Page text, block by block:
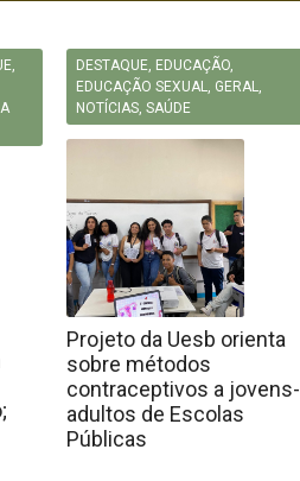
,
DESTAQUE, EDUCAÇÃO,
EDUCAÇÃO SEXUAL, GERAL,
NOTÍCIAS, SAÚDE
Projeto da Uesb orienta
sobre métodos
contraceptivos a jovens-
adultos de Escolas
Públicas